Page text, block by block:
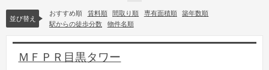
並び替え
おすすめ順 賃料順 間取り順 専有面積順
築年数順
駅からの徒歩分数
物件名順
ＭＦＰＲ目黒タワー